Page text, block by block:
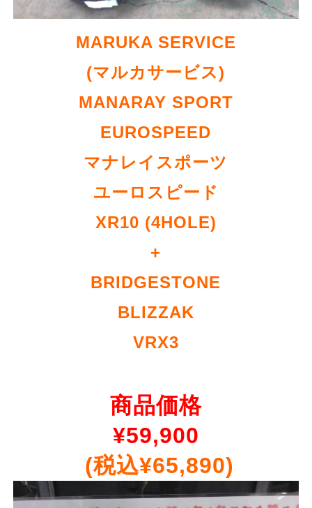
MARUKA SERVICE
(マルカサービス)
MANARAY SPORT
EUROSPEED
マナレイスポーツ
ユーロスピード
XR10 (4HOLE)
+
BRIDGESTONE
BLIZZAK
VRX3
商品価格
¥59,900
(税込¥65,890)